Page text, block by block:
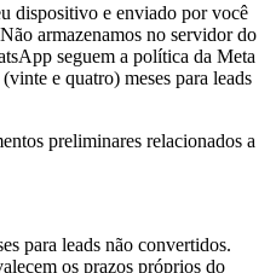
dispositivo e enviado por você
armazenamos no servidor do
seguem a política da Meta
e quatro) meses para leads
preliminares relacionados a
para leads não convertidos.
os prazos próprios do